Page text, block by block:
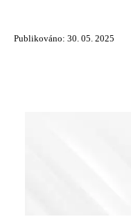
Publikováno: 30. 05. 2025